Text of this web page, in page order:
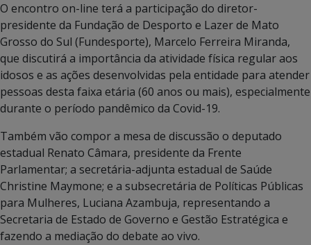
O encontro on-line terá a participação do diretor-
presidente da Fundação de Desporto e Lazer de Mato
Grosso do Sul (Fundesporte), Marcelo Ferreira Miranda,
que discutirá a importância da atividade física regular aos
idosos e as ações desenvolvidas pela entidade para atender
pessoas desta faixa etária (60 anos ou mais), especialmente
durante o período pandêmico da Covid-19.
Também vão compor a mesa de discussão o deputado
estadual Renato Câmara, presidente da Frente
Parlamentar; a secretária-adjunta estadual de Saúde
Christine Maymone; e a subsecretária de Políticas Públicas
para Mulheres, Luciana Azambuja, representando a
Secretaria de Estado de Governo e Gestão Estratégica e
fazendo a mediação do debate ao vivo.